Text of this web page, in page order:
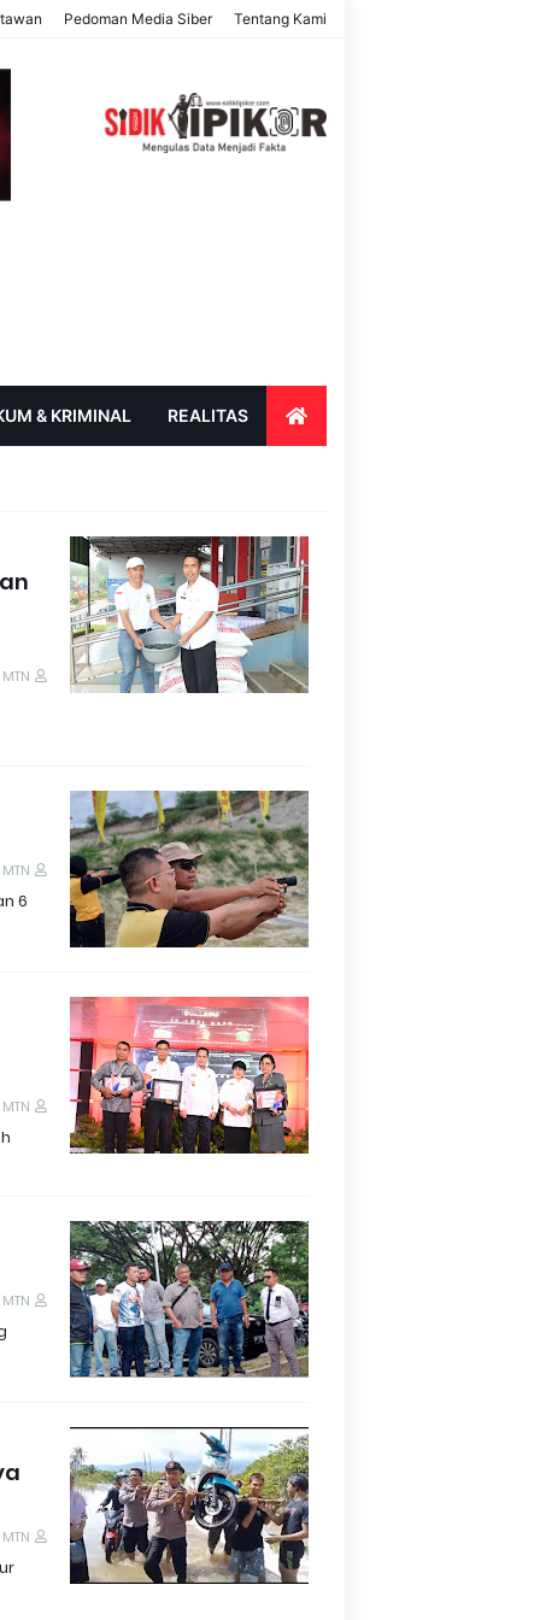
Tentang Kami
Pedoman Media Siber
REALITAS
& KRIMINAL
6